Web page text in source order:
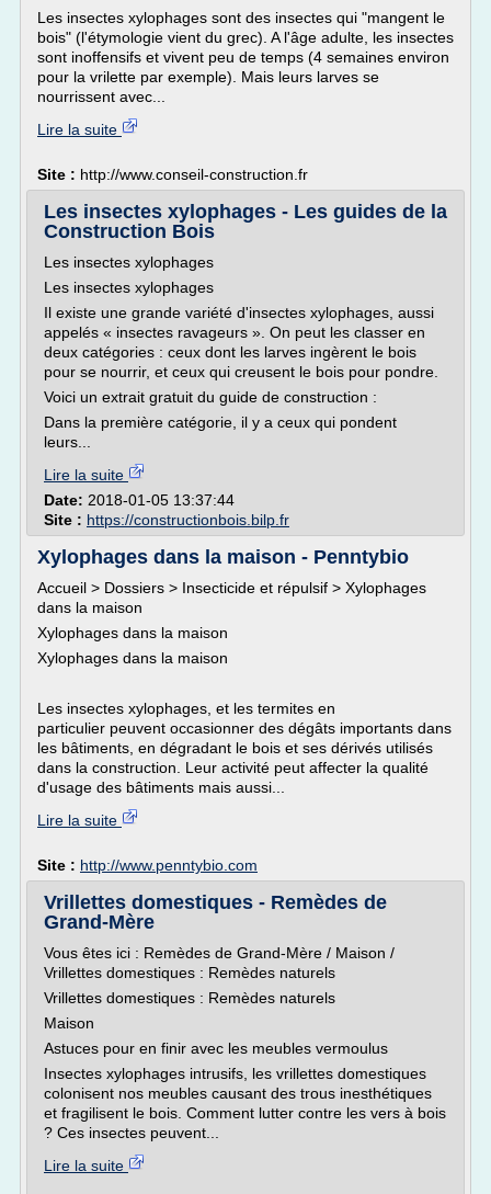
Les insectes xylophages sont des insectes qui "mangent le
bois" (l'étymologie vient du grec). A l'âge adulte, les insectes
sont inoffensifs et vivent peu de temps (4 semaines environ
pour la vrilette par exemple). Mais leurs larves se
nourrissent avec...
Lire la suite
Site : http://www.conseil-construction.fr
Les insectes xylophages - Les guides de la
Construction Bois
Les insectes xylophages
Les insectes xylophages
Il existe une grande variété d'insectes xylophages, aussi
appelés « insectes ravageurs ». On peut les classer en
deux catégories : ceux dont les larves ingèrent le bois
pour se nourrir, et ceux qui creusent le bois pour pondre.
Voici un extrait gratuit du guide de construction :
Dans la première catégorie, il y a ceux qui pondent
leurs...
Lire la suite
Date: 2018-01-05 13:37:44
Site : https://constructionbois.bilp.fr
Xylophages dans la maison - Penntybio
Accueil > Dossiers > Insecticide et répulsif > Xylophages
dans la maison
Xylophages dans la maison
Xylophages dans la maison
Les insectes xylophages, et les termites en
particulier peuvent occasionner des dégâts importants dans
les bâtiments, en dégradant le bois et ses dérivés utilisés
dans la construction. Leur activité peut affecter la qualité
d'usage des bâtiments mais aussi...
Lire la suite
Site : http://www.penntybio.com
Vrillettes domestiques - Remèdes de
Grand-Mère
Vous êtes ici : Remèdes de Grand-Mère / Maison /
Vrillettes domestiques : Remèdes naturels
Vrillettes domestiques : Remèdes naturels
Maison
Astuces pour en finir avec les meubles vermoulus
Insectes xylophages intrusifs, les vrillettes domestiques
colonisent nos meubles causant des trous inesthétiques
et fragilisent le bois. Comment lutter contre les vers à bois
? Ces insectes peuvent...
Lire la suite